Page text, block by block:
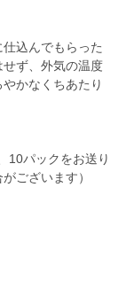
込んでもらった
ず、外気の温度
かなくちあたり
10パックをお送り
ございます）